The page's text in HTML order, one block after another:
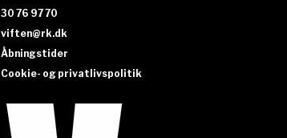
30 76 97 70
viften@rk.dk
Åbningstider
Cookie- og privatlivspolitik